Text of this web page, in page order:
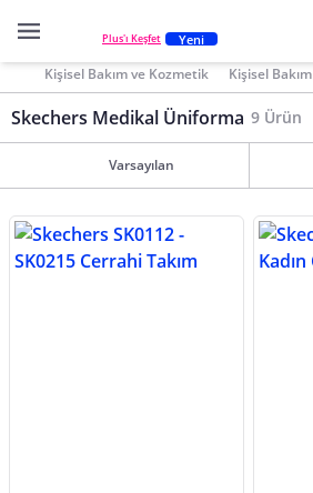
Plus'ı Keşfet Yeni
Kişisel Bakım ve Kozmetik Kişisel Bakım
Skechers Medikal Üniforma 9 Ürün
Varsayılan